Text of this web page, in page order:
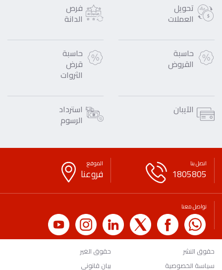
تحويل
العملات
فرص
الدانة
حاسبة
القروض
حاسبة
قرض
الثروات
الآيبان استرداد
الرسوم
اتصل بنا
1805805
الموقع
فروعنا
تواصل معنا
حقوق النشر
حقوق الغير
سياسة الخصوصية
بيان قانوني